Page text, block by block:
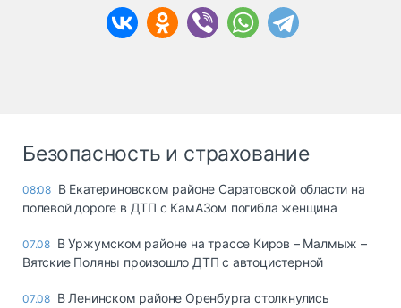
Безопасность и страхование
08:08 В Екатериновском районе Саратовской области на
полевой дороге в ДТП с КамАЗом погибла женщина
07.08 В Уржумском районе на трассе Киров – Малмыж –
Вятские Поляны произошло ДТП с автоцистерной
07.08 В Ленинском районе Оренбурга столкнулись